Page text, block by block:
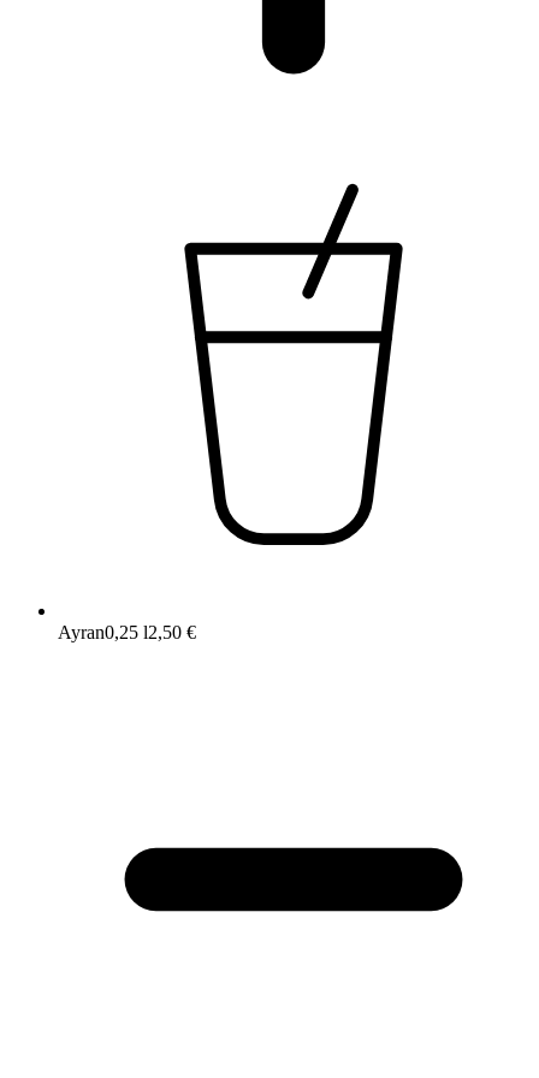
Ayran0,25 l2,50 €